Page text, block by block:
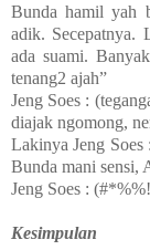
Bunda hamil yah
adik. Secepatnya.
ada suami.
tenang2 ajah”
Jeng Soes :
diajak ngomong,
Lakinya Jeng
Bunda mani sensi,
Jeng Soes :
Kesimpulan